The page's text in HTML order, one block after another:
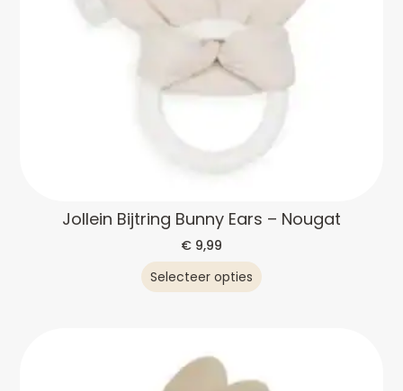
Jollein Bijtring Bunny Ears – Nougat
€ 9,99
Selecteer opties